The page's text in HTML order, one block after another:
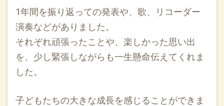
1年間を振り返っての発表や、歌、リコーダー
演奏などがありました。
それぞれ頑張ったことや、楽しかった思い出
を、少し緊張しながらも一生懸命伝えてくれま
した。
子どもたちの大きな成長を感じることができま